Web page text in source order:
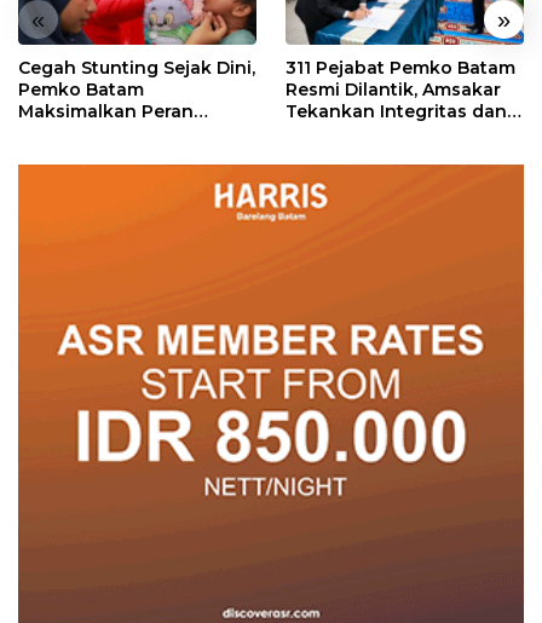
« »
Cegah Stunting Sejak Dini,
Pemko Batam
Maksimalkan Peran
311 Pejabat Pemko Batam
Resmi Dilantik, Amsakar
Tekankan Integritas dan